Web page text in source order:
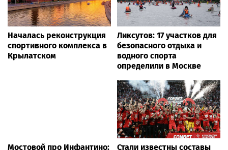
Началась реконструкция
спортивного комплекса в
Крылатском
Ликсутов: 17 участков для
безопасного отдыха и
водного спорта
определили в Москве
Мостовой про Инфантино:
Стали известны составы